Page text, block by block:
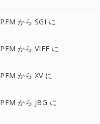
PFM から SGI に
PFM から VIFF に
PFM から XV に
PFM から JBG に